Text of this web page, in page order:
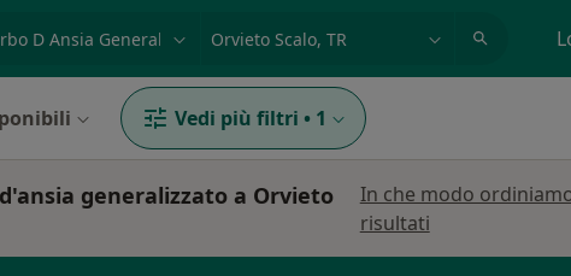
Vedi più filtri • 1
generalizzato a Orvieto
In che modo
risultati